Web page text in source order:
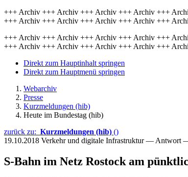
+++ Archiv +++ Archiv +++ Archiv +++ Archiv +++
+++ Archiv +++ Archiv +++ Archiv +++ Archiv +++
+++ Archiv +++ Archiv +++ Archiv +++ Archiv +++
+++ Archiv +++ Archiv +++ Archiv +++ Archiv +++
Direkt zum Hauptinhalt springen
Direkt zum Hauptmenü springen
Webarchiv
Presse
Kurzmeldungen (hib)
Heute im Bundestag (hib)
zurück zu: Kurzmeldungen (hib) ()
19.10.2018 Verkehr und digitale Infrastruktur — Antwort
S-Bahn im Netz Rostock am